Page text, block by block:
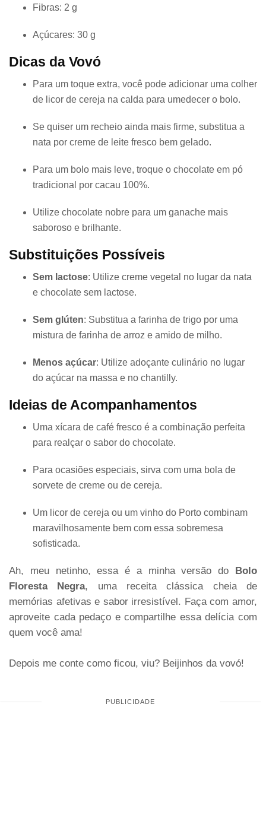
Fibras: 2 g
Açúcares: 30 g
Dicas da Vovó
Para um toque extra, você pode adicionar uma colher
de licor de cereja na calda para umedecer o bolo.
Se quiser um recheio ainda mais firme, substitua a
nata por creme de leite fresco bem gelado.
Para um bolo mais leve, troque o chocolate em pó
tradicional por cacau 100%.
Utilize chocolate nobre para um ganache mais
saboroso e brilhante.
Substituições Possíveis
Sem lactose: Utilize creme vegetal no lugar da nata
e chocolate sem lactose.
Sem glúten: Substitua a farinha de trigo por uma
mistura de farinha de arroz e amido de milho.
Menos açúcar: Utilize adoçante culinário no lugar
do açúcar na massa e no chantilly.
Ideias de Acompanhamentos
Uma xícara de café fresco é a combinação perfeita
para realçar o sabor do chocolate.
Para ocasiões especiais, sirva com uma bola de
sorvete de creme ou de cereja.
Um licor de cereja ou um vinho do Porto combinam
maravilhosamente bem com essa sobremesa
sofisticada.
Ah, meu netinho, essa é a minha versão do Bolo
Floresta Negra, uma receita clássica cheia de
memórias afetivas e sabor irresistível. Faça com amor,
aproveite cada pedaço e compartilhe essa delícia com
quem você ama!
Depois me conte como ficou, viu? Beijinhos da vovó!